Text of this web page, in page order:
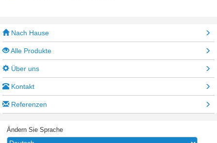
Nach Hause
Alle Produkte
Über uns
Kontakt
Referenzen
Ändern Sie Sprache